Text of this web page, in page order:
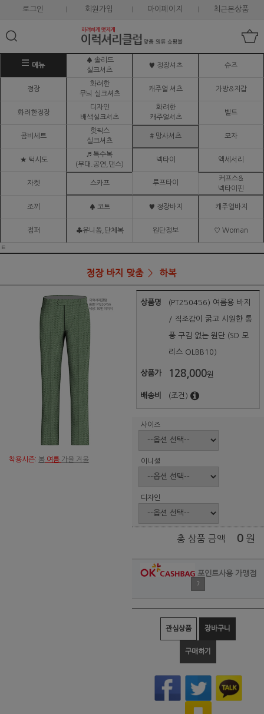
로그인 회원가입 마이페이지 최근본상품
메뉴
♠ 솔리드
실크셔츠
♥ 정장셔츠 슈즈
정장
화려한
무늬 실크셔츠
캐주얼 셔츠 가방&지갑
화려한정장
디자인
배색실크셔츠
화려한
캐주얼셔츠
벨트
콤비세트
핫픽스
실크셔츠
# 망사셔츠 모자
★ 턱시도
♬ 특수복
(무대.공연,댄스)
넥타이 액세서리
자켓 스카프 루프타이
커프스&
넥타이핀
조끼 ♠ 코트 ♥ 정장바지 캐주얼바지
점퍼 ♣유니폼,단체복 원단정보 ♡ Woman
ㅌ
정장 바지 맞춤 하복
착용시즌: 봄 여름 가을 겨울
상품명 (PT250456) 여름용 바지
/ 직조감이 굵고 시원한 통
풍 구김 없는 원단 (SD 모
리스 OLBB10)
상품가 128,000원
배송비 (조건)
사이즈
이니셜
디자인
총 상품 금액 0 원
포인트사용 가맹점
?
관심상품 장바구니
구매하기